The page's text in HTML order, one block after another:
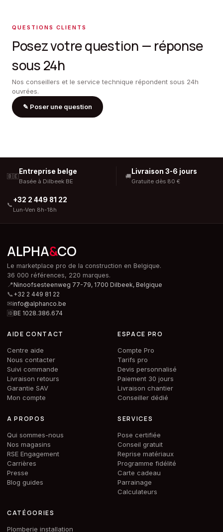
QUESTIONS CLIENTS
Posez votre question — réponse
sous 24h
Nos conseillers et le service technique répondent sous 24h
ouvrées.
✎ Poser une question
🇧🇪
Entreprise belge
Basée à Dilbeek BE
🚚
Livraison 3-6 jours
Gratuite dès 80 €
📞
+32 2 449 81 22
Lun-Ven 8h-18h
ALPHA&CO
Le marketplace pro de la construction en Belgique.
36 000 références, 220 marques.
📍Ninoofsesteenweg 77-79, 1700 Dilbeek, Belgique
📞+32 2 449 81 22
✉info@alphanco.be
🆔BE 1028.386.674
AIDE CONTACT
Centre aide
Nous contacter
Suivi commande
Livraison retours
Garantie SAV
Mon compte
ESPACE PRO
Compte Pro
Tarifs pro
Devis personnalisé
Paiement 30 jours
Livraison chantier
Conseiller dédié
A PROPOS
Qui sommes-nous
Nos magasins
RSE Engagement
Carrières
Presse
Blog guides
SERVICES
Pose certifiée
Conseil gratuit
Reprise matériaux
Programme fidélité
Carte cadeau
Parrainage
Calculateurs
CATÉGORIES
Plomberie installation